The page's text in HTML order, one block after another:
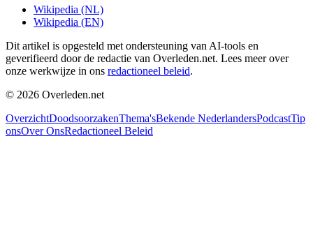
Wikipedia (NL)
Wikipedia (EN)
Dit artikel is opgesteld met ondersteuning van AI-tools en
geverifieerd door de redactie van Overleden.net. Lees meer over
onze werkwijze in ons redactioneel beleid.
© 2026 Overleden.net
OverzichtDoodsoorzakenThema'sBekende NederlandersPodcastTip
onsOver OnsRedactioneel Beleid